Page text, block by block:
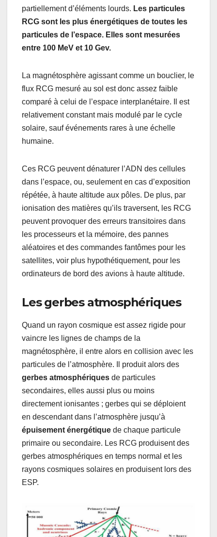
partiellement d’éléments lourds. Les particules
RCG sont les plus énergétiques de toutes les
particules de l’espace. Elles sont mesurées
entre 100 MeV et 10 Gev.
La magnétosphère agissant comme un bouclier, le
flux RCG mesuré au sol est donc assez faible
comparé à celui de l’espace interplanétaire. Il est
relativement constant mais modulé par le cycle
solaire, sauf événements rares à une échelle
humaine.
Ces RCG peuvent dénaturer l’ADN des cellules
dans l’espace, ou, seulement en cas d’exposition
répétée, à haute altitude aux pôles. De plus, par
ionisation des matières qu’ils traversent, les RCG
peuvent provoquer des erreurs transitoires dans
les processeurs et la mémoire, des pannes
aléatoires et des commandes fantômes pour les
satellites, voir plus hypothétiquement, pour les
ordinateurs de bord des avions à haute altitude.
Les gerbes atmosphériques
Quand un rayon cosmique est assez rigide pour
vaincre les lignes de champs de la
magnétosphère, il entre alors en collision avec les
particules de l’atmosphère. Il produit alors des
gerbes atmosphériques de particules
secondaires, elles aussi plus ou moins
directement ionisantes ; gerbes qui se déploient
en descendant dans l’atmosphère jusqu’à
épuisement énergétique de chaque particule
primaire ou secondaire. Les RCG produisent des
gerbes atmosphériques en temps normal et les
rayons cosmiques solaires en produisent lors des
ESP.